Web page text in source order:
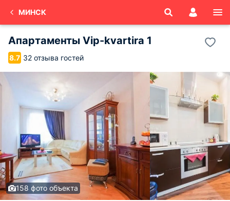
МИНСК
Апартаменты Vip-kvartira 1
8.7 32 отзыва гостей
158 фото объекта